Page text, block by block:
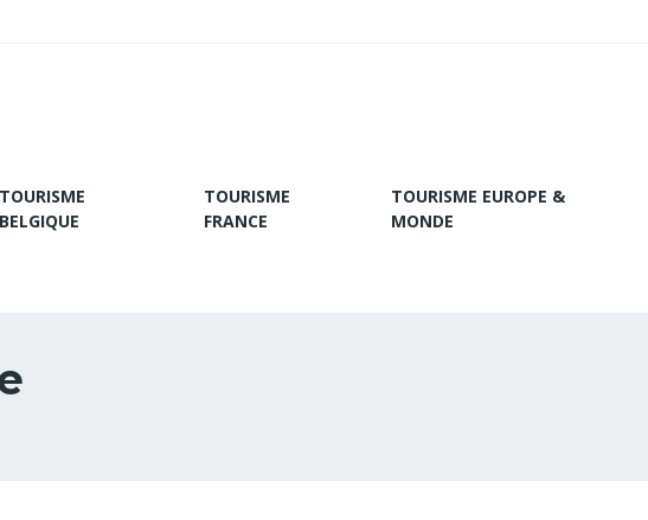
TOURISME
FRANCE
TOURISME EUROPE &
MONDE